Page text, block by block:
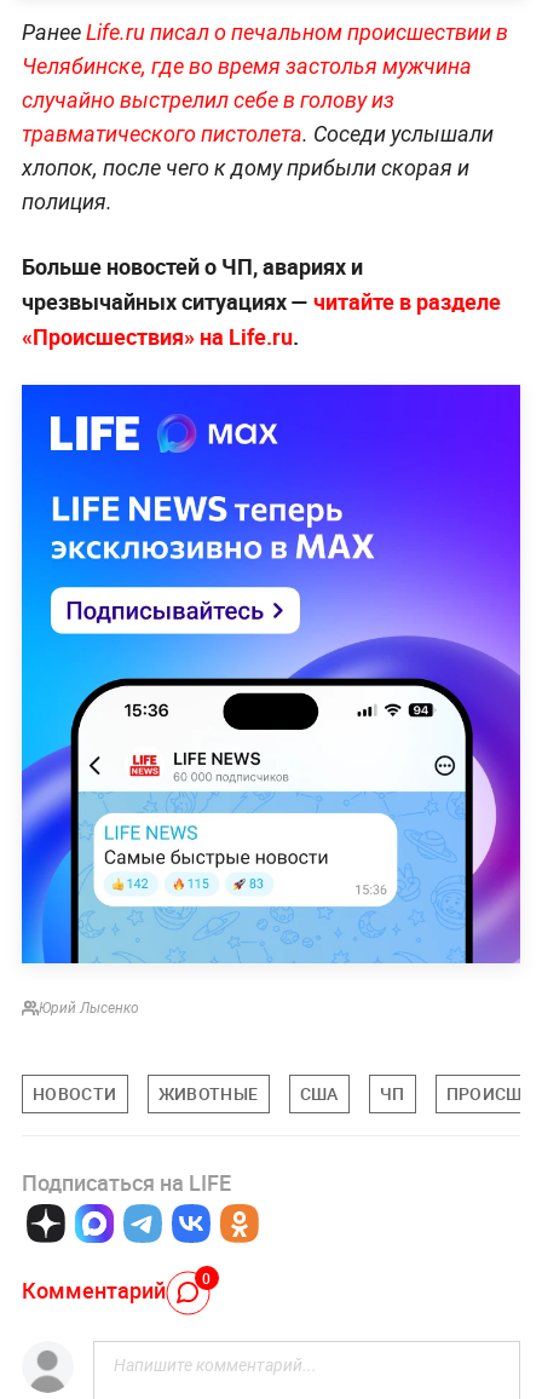
РанееLife.ru писал о печальном происшествии в
Челябинске, где во время застолья мужчина
случайно выстрелил себе в голову из
травматического пистолета. Соседи услышали
хлопок, после чего к дому прибыли скорая и
полиция.
Больше новостей о ЧП, авариях и
чрезвычайных ситуациях — читайте в разделе
«Происшествия» на Life.ru.
Юрий Лысенко
НОВОСТИ ЖИВОТНЫЕ США ЧП
Подписаться на LIFE
Комментарий 0